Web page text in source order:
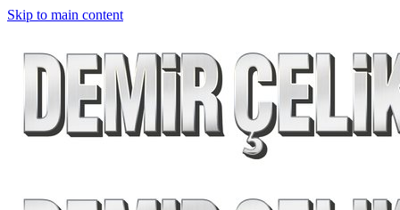
Skip to main content